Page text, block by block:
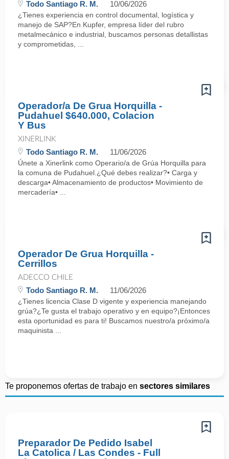
Todo Santiago R. M. 10/06/2026
¿Tienes experiencia en control documental, logística y
manejo de SAP?En Kupfer, empresa líder del rubro
metalmecánico e industrial, buscamos personas detallistas
y comprometidas, ...
Operador/a De Grua Horquilla -
Pudahuel $640.000, Colacion
Y Bus
XINERLINK
Todo Santiago R. M. 11/06/2026
Únete a Xinerlink como Operario/a de Grúa Horquilla para
la comuna de Pudahuel.¿Qué debes realizar?• Carga y
descarga• Almacenamiento de productos• Movimiento de
mercadería• ...
Operador De Grua Horquilla -
Cerrillos
ADECCO CHILE
Todo Santiago R. M. 11/06/2026
¿Tienes licencia Clase D vigente y experiencia manejando
grúa?¿Te gusta el trabajo operativo y en equipo?¡Entonces
esta oportunidad es para ti! Buscamos nuestro/a próximo/a
maquinista ...
Te proponemos ofertas de trabajo en sectores similares
Preparador De Pedido Isabel
La Catolica / Las Condes - Full